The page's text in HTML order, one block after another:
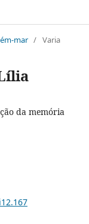
mar / Varia
da memória